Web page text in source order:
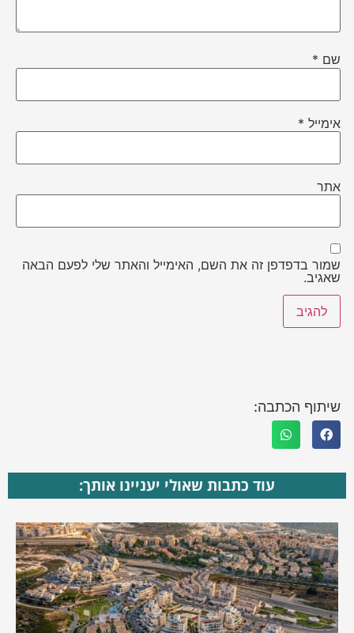
שם *
אימייל *
אתר
שמור בדפדפן זה את השם, האימייל והאתר שלי לפעם הבאה
שאגיב.
שיתוף הכתבה:
עוד כתבות שאולי יעניינו אותך: